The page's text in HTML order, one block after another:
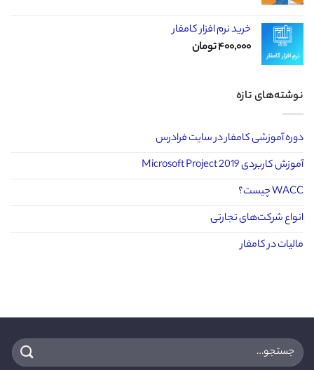
خرید نرم افزار کامفار
۴۰۰,۰۰۰تومان
نوشته‌های تازه
دوره آموزشی کامفار در سایت فرادرس
آموزش کاربردی Microsoft Project 2019
WACC چیست؟
انواع شرکت‌های تجارتی
مالیات در کامفار
جستجو
برای: